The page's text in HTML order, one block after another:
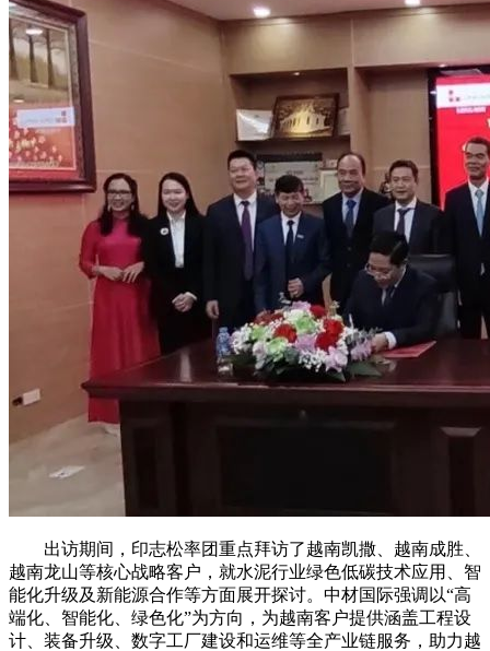
出访期间，印志松率团重点拜访了越南凯撒、越南成胜、
越南龙山等核心战略客户，就水泥行业绿色低碳技术应用、智
能化升级及新能源合作等方面展开探讨。中材国际强调以“高
端化、智能化、绿色化”为方向，为越南客户提供涵盖工程设
计、装备升级、数字工厂建设和运维等全产业链服务，助力越